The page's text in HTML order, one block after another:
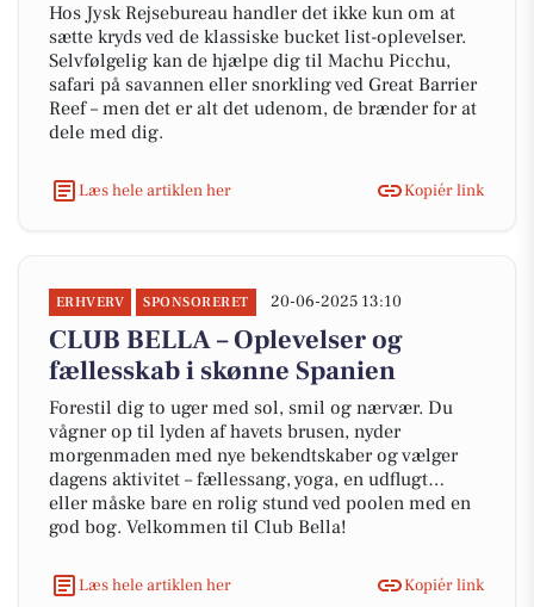
Hos Jysk Rejsebureau handler det ikke kun om at
sætte kryds ved de klassiske bucket list-oplevelser.
Selvfølgelig kan de hjælpe dig til Machu Picchu,
safari på savannen eller snorkling ved Great Barrier
Reef – men det er alt det udenom, de brænder for at
dele med dig.
Læs hele artiklen her Kopiér link
ERHVERV SPONSORERET 20-06-2025 13:10
CLUB BELLA – Oplevelser og
fællesskab i skønne Spanien
Forestil dig to uger med sol, smil og nærvær. Du
vågner op til lyden af havets brusen, nyder
morgenmaden med nye bekendtskaber og vælger
dagens aktivitet – fællessang, yoga, en udflugt…
eller måske bare en rolig stund ved poolen med en
god bog. Velkommen til Club Bella!
Læs hele artiklen her Kopiér link